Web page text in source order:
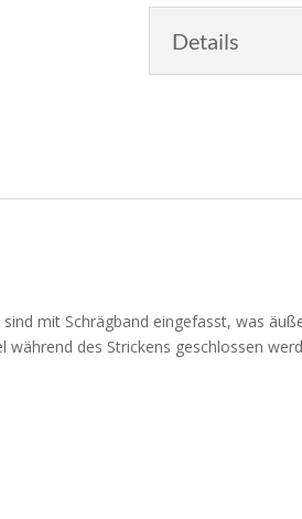
Details
mit Schrägband eingefasst, was
des Strickens geschlossen